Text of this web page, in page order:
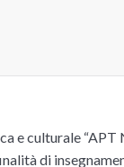
culturale “APT
di